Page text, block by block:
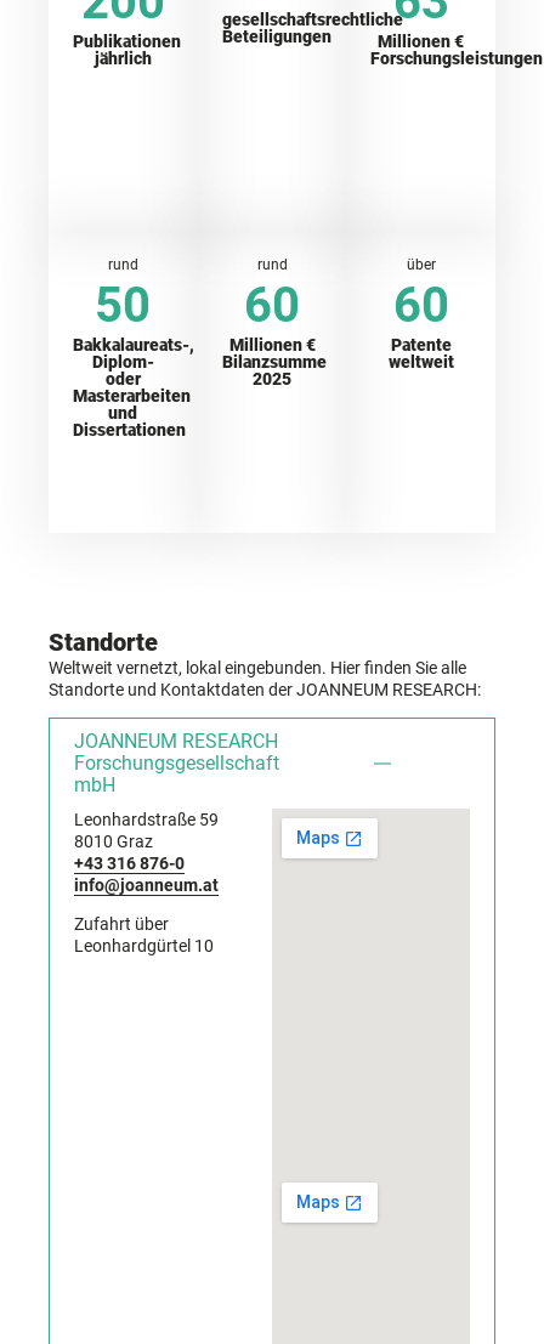
Publikationen
jährlich
gesellschaftsrechtliche
Beteiligungen
Millionen €
Forschungsleistungen
rund
50
Bakkalaureats-,
Diplom-
oder
Masterarbeiten
und
Dissertationen
rund
60
Millionen €
Bilanzsumme
2025
über
60
Patente
weltweit
Standorte
Weltweit vernetzt, lokal eingebunden. Hier finden Sie alle
Standorte und Kontaktdaten der JOANNEUM RESEARCH:
JOANNEUM RESEARCH
Forschungsgesellschaft
mbH
Leonhardstraße 59
8010 Graz
+43 316 876-0
info@joanneum.at
Zufahrt über
Leonhardgürtel 10